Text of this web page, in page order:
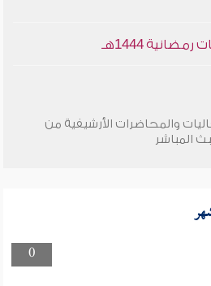
1444هـ
والمحاضرات الأرشيفية من
المباشر
0